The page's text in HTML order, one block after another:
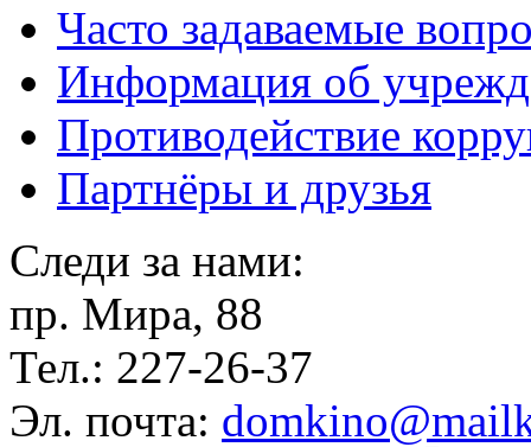
Часто задаваемые
Информация об
Противодействие
Партнёры и друзья
Следи за нами:
пр. Мира, 88
Тел.: 227-26-37
Эл. почта: